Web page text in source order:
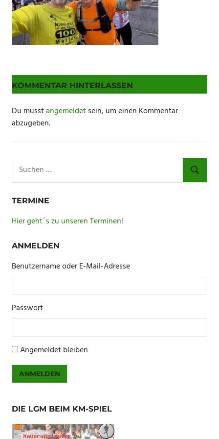
KOMMENTAR HINTERLASSEN
Du musstangemeldetsein, um einen Kommentar
abzugeben.
nach:
SUCHEN
TERMINE
Hier geht´s zu unseren Terminen!
ANMELDEN
Benutzername oder E-Mail-Adresse
Passwort
Angemeldet bleiben
ANMELDEN
DIE LGM BEIM KM-SPIEL